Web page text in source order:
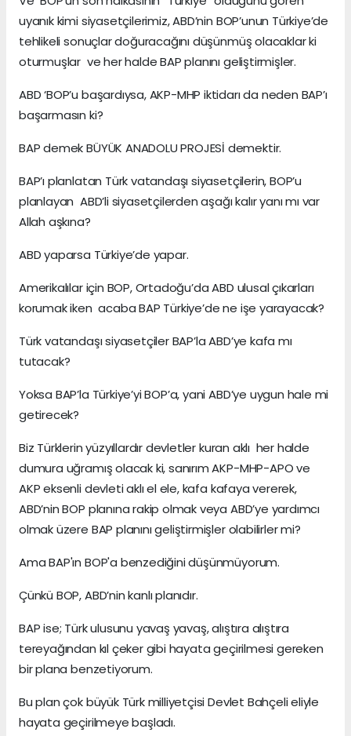
uyanık kimi siyasetçilerimiz, ABD’nin BOP’unun Türkiye’de
tehlikeli sonuçlar doğuracağını düşünmüş olacaklar ki
oturmuşlar ve her halde BAP planını geliştirmişler.
ABD ‘BOP’u başardıysa, AKP-MHP iktidarı da neden BAP’ı
başarmasın ki?
BAP demek BÜYÜK ANADOLU PROJESİ demektir.
BAP’ı planlatan Türk vatandaşı siyasetçilerin, BOP’u
planlayan ABD’li siyasetçilerden aşağı kalır yanı mı var
Allah aşkına?
ABD yaparsa Türkiye’de yapar.
Amerikalılar için BOP, Ortadoğu’da ABD ulusal çıkarları
korumak iken acaba BAP Türkiye’de ne işe yarayacak?
Türk vatandaşı siyasetçiler BAP’la ABD’ye kafa mı
tutacak?
Yoksa BAP’la Türkiye’yi BOP’a, yani ABD’ye uygun hale mi
getirecek?
Biz Türklerin yüzyıllardır devletler kuran aklı her halde
dumura uğramış olacak ki, sanırım AKP-MHP-APO ve
AKP eksenli devleti aklı el ele, kafa kafaya vererek,
ABD’nin BOP planına rakip olmak veya ABD’ye yardımcı
olmak üzere BAP planını geliştirmişler olabilirler mi?
Ama BAP'ın BOP'a benzediğini düşünmüyorum.
Çünkü BOP, ABD’nin kanlı planıdır.
BAP ise; Türk ulusunu yavaş yavaş, alıştıra alıştıra
tereyağından kıl çeker gibi hayata geçirilmesi gereken
bir plana benzetiyorum.
Bu plan çok büyük Türk milliyetçisi Devlet Bahçeli eliyle
hayata geçirilmeye başladı.